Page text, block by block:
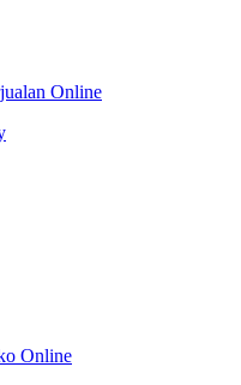
Online
Online